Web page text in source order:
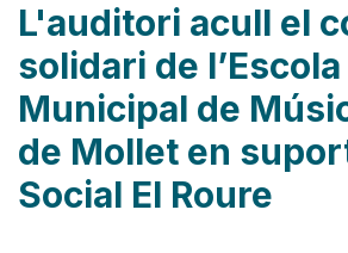
L'auditori acull el
solidari de l’Escola
Municipal de
de Mollet en
Social El Roure